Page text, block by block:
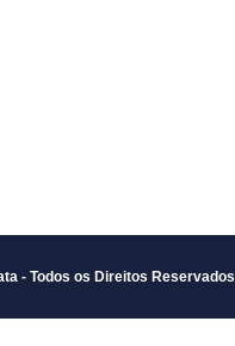
- Todos os Direitos Reservados